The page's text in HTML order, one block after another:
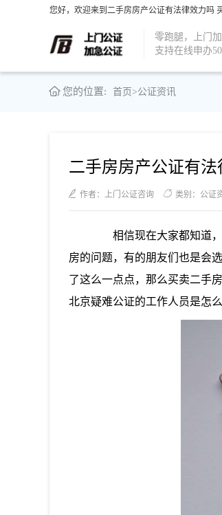
您好，欢迎来到二手房房产公证有法律效力吗
零跑腿，上门
支持在线申办
您的位置: 首页>公证资讯
二手房房产公证有
作者：上门公证咨询 类别：公证
相信现在大家都知道，
房的问题，有的朋友们也是会
了这么一点点，那么买卖二手
北京疑难公证的工作人员是怎么